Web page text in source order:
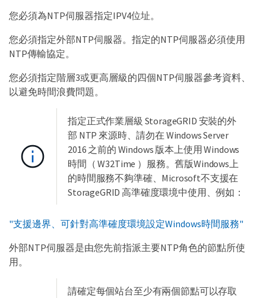
您必須為NTP伺服器指定IPV4位址。
您必須指定外部NTP伺服器。指定的NTP伺服器必須使用
NTP傳輸協定。
您必須指定階層3或更高層級的四個NTP伺服器參考資料、
以避免時間浪費問題。
指定正式作業層級 StorageGRID 安裝的外
部 NTP 來源時、請勿在 Windows Server
2016 之前的 Windows 版本上使用 Windows
時間（ W32Time ）服務。舊版Windows上
的時間服務不夠準確、Microsoft不支援在
StorageGRID 高準確度環境中使用、例如：
"支援邊界、可針對高準確度環境設定Windows時間服務"
外部NTP伺服器是由您先前指派主要NTP角色的節點所使
用。
請確定每個站台至少有兩個節點可以存取